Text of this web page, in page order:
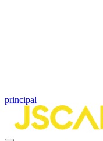
principal